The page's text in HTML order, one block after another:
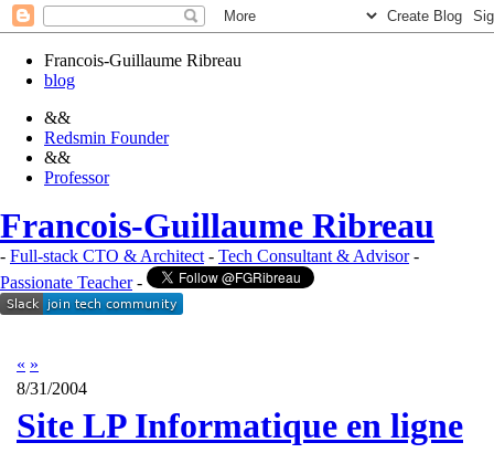
Francois-Guillaume Ribreau
blog
&&
Redsmin Founder
&&
Professor
Francois-Guillaume Ribreau
- Full-stack CTO & Architect - Tech Consultant & Advisor-
Passionate Teacher-
« »
8/31/2004
Site LP Informatique en ligne